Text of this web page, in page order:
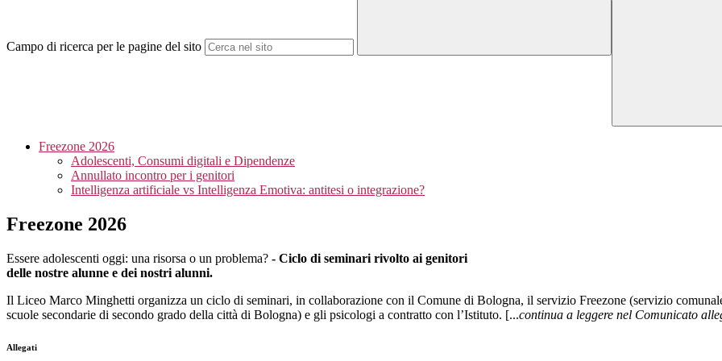
Campo di ricerca per le pagine del sito
Freezone 2026
Adolescenti, Consumi digitali e Dipendenze
Annullato incontro per i genitori
Intelligenza artificiale vs Intelligenza Emotiva: antitesi o integrazione?
Freezone 2026
Essere adolescenti oggi: una risorsa o un problema? - Ciclo di seminari rivolto ai genitori
delle nostre alunne e dei nostri alunni.
Il Liceo Marco Minghetti organizza un ciclo di seminari, in collaborazione con il Comune di Bologna, il servizio Freezone (servizio
scuole secondarie di secondo grado della città di Bologna) e gli psicologi a contratto con l’Istituto. [...continua a leggere nel Comunicato
Allegati